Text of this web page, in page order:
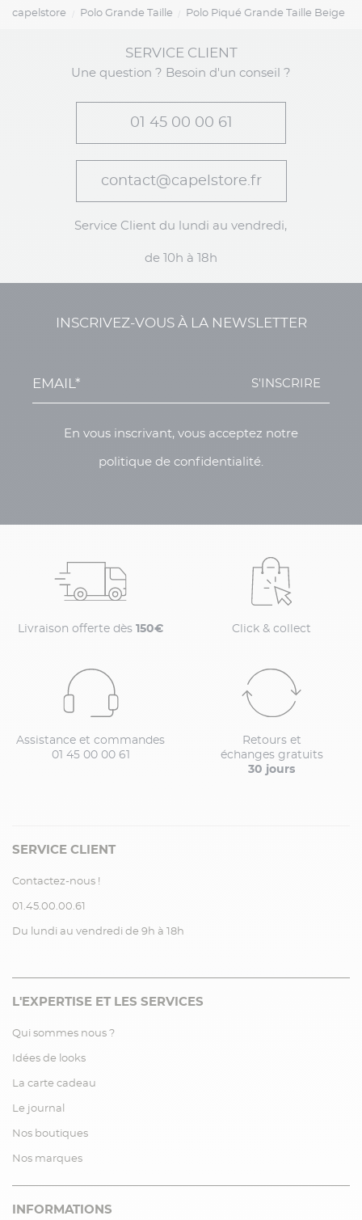
capelstore Polo Grande Taille Polo Piqué Grande Taille Beige
SERVICE CLIENT
Une question ? Besoin d'un conseil ?
01 45 00 00 61
contact@capelstore.fr
Service Client du lundi au vendredi,
de 10h à 18h
INSCRIVEZ-VOUS À LA NEWSLETTER
S'INSCRIRE
En vous inscrivant, vous acceptez notre
politique de confidentialité.
Livraison offerte dès 150€ Click & collect
Assistance et commandes
01 45 00 00 61
Retours et
échanges gratuits
30 jours
SERVICE CLIENT
Contactez-nous !
01.45.00.00.61
Du lundi au vendredi de 9h à 18h
L'EXPERTISE ET LES SERVICES
Qui sommes nous ?
Idées de looks
La carte cadeau
Le journal
Nos boutiques
Nos marques
INFORMATIONS